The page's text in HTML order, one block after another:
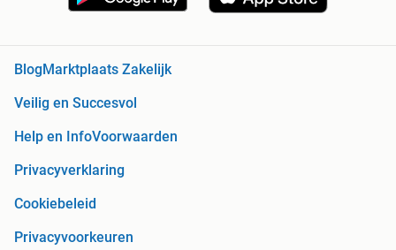
Blog Marktplaats Zakelijk
Veilig en Succesvol
Help en InfoVoorwaarden
Privacyverklaring
Cookiebeleid
Privacyvoorkeuren